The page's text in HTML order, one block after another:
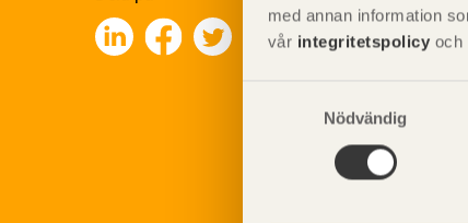
med annan information
vår integritetspolicy och
Nödvändig